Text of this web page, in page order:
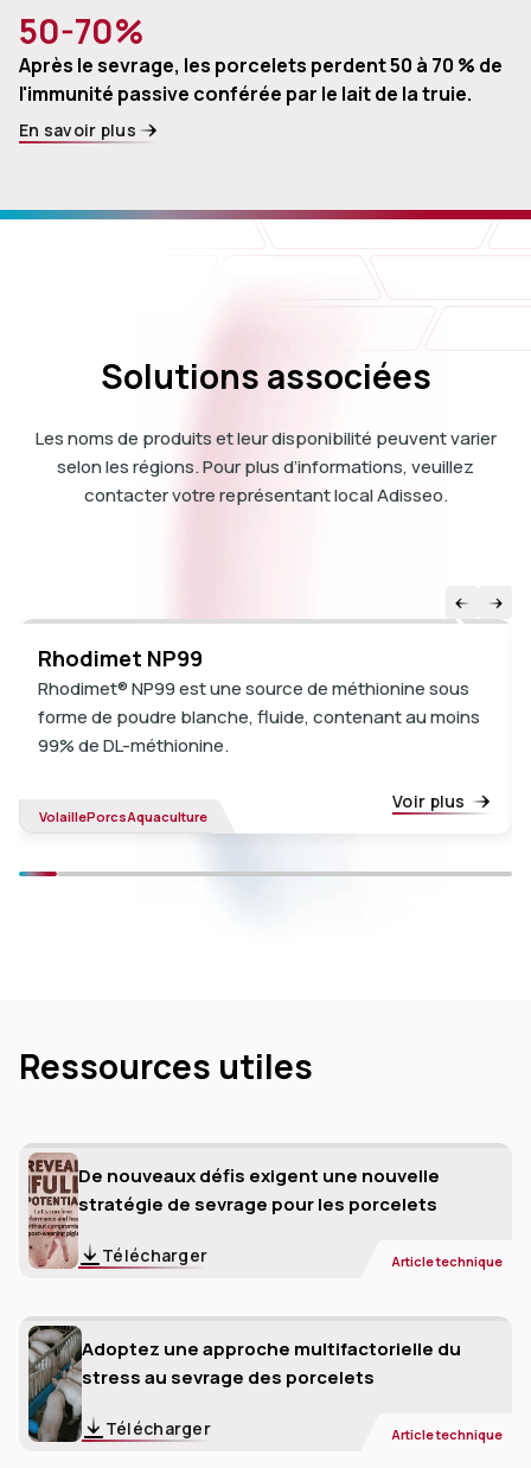
50-70%
Après le sevrage, les porcelets perdent 50 à 70 % de
l'immunité passive conférée par le lait de la truie.
En savoir plus
Solutions associées
Les noms de produits et leur disponibilité peuvent varier
selon les régions. Pour plus d’informations, veuillez
contacter votre représentant local Adisseo.
Rhodimet NP99
Rhodimet® NP99 est une source de méthionine sous
forme de poudre blanche, fluide, contenant au moins
99% de DL-méthionine.
Voir plus
VolaillePorcsAquaculture
Ressources utiles
De nouveaux défis exigent une nouvelle
stratégie de sevrage pour les porcelets
Télécharger Article technique
Adoptez une approche multifactorielle du
stress au sevrage des porcelets
Télécharger Article technique